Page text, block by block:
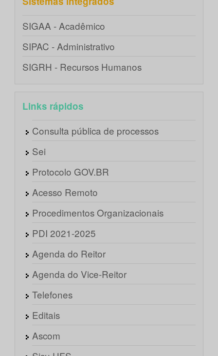
SIGAA - Acadêmico
SIPAC - Administrativo
SIGRH - Recursos Humanos
Links rápidos
Consulta pública de processos
Sei
Protocolo GOV.BR
Acesso Remoto
Procedimentos Organizacionais
PDI 2021-2025
Agenda do Reitor
Agenda do Vice-Reitor
Telefones
Editais
Ascom